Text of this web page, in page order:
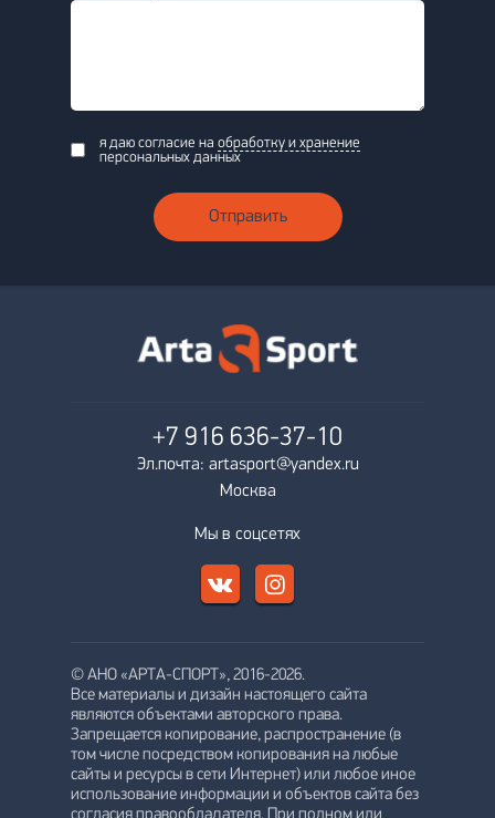
я даю согласие на обработку и хранение
персональных данных
Отправить
+7 916 636-37-10
Эл.почта: artasport@yandex.ru
Москва
Мы в соцсетях
© АНО «АРТА-СПОРТ», 2016-2026.
Все материалы и дизайн настоящего сайта
являются объектами авторского права.
Запрещается копирование, распространение (в
том числе посредством копирования на любые
сайты и ресурсы в сети Интернет) или любое иное
использование информации и объектов сайта без
согласия правообладателя. При полном или